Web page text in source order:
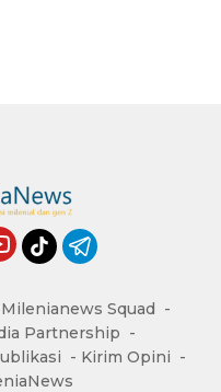
Milenianews Squad
Partnership
Kirim Opini